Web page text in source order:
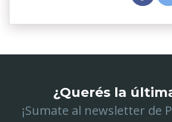
¿Querés la
¡Sumate al newsletter de